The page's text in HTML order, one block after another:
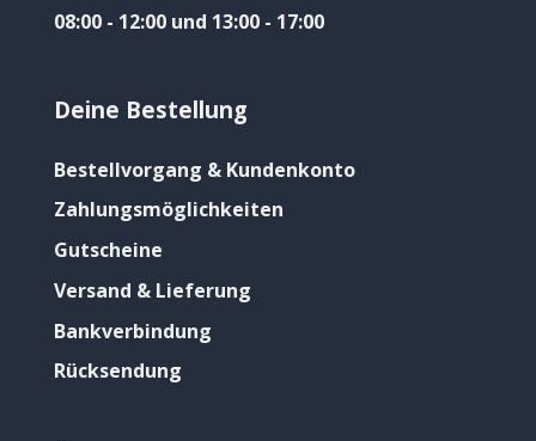
08:00 - 12:00 und 13:00 - 17:00
Deine Bestellung
Bestellvorgang & Kundenkonto
Zahlungsmöglichkeiten
Gutscheine
Versand & Lieferung
Bankverbindung
Rücksendung